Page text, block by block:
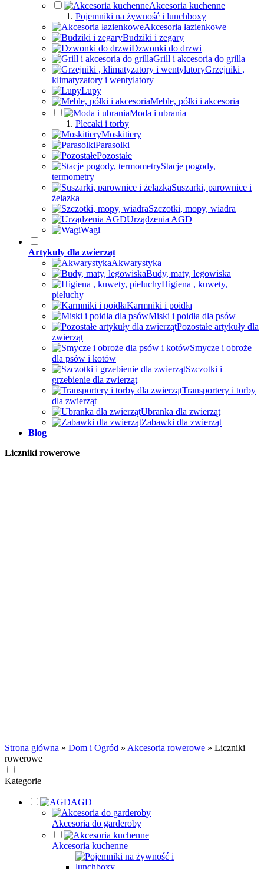
Akcesoria kuchenne
Pojemniki na żywność i lunchboxy
Akcesoria łazienkowe
Budziki i zegary
Dzwonki do drzwi
Grill i akcesoria do grilla
Grzejniki ,
klimatyzatory i wentylatory
Lupy
Meble, półki i akcesoria
Moda i ubrania
Plecaki i torby
Moskitiery
Parasolki
Pozostałe
Stacje pogody,
termometry
Suszarki, parownice i
żelazka
Szczotki, mopy, wiadra
Urządzenia AGD
Wagi
Artykuły dla zwierząt
Akwarystyka
Budy, maty, legowiska
Higiena , kuwety,
pieluchy
Karmniki i poidła
Miski i poidła dla psów
Pozostałe artykuły dla
zwierząt
Smycze i obroże
dla psów i kotów
Szczotki i
grzebienie dla zwierząt
Transportery i torby
dla zwierząt
Ubranka dla zwierząt
Zabawki dla zwierząt
Blog
Liczniki rowerowe
Strona główna » Dom i Ogród » Akcesoria rowerowe » Liczniki
rowerowe
Kategorie
AGD
Akcesoria do garderoby
Akcesoria kuchenne